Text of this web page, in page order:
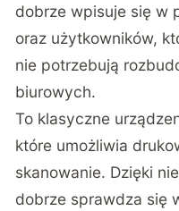
dobrze wpisuje się w
oraz użytkowników,
nie potrzebują
biurowych.
To klasyczne
które umożliwia
skanowanie. Dzięki
dobrze sprawdza się